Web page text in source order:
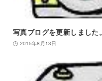
写真ブログを更新しました。
2015年8月13日